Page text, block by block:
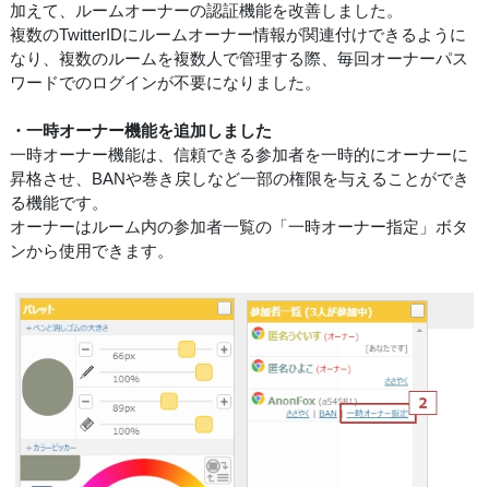
加えて、ルームオーナーの認証機能を改善しました。
複数のTwitterIDにルームオーナー情報が関連付けできるように
なり、複数のルームを複数人で管理する際、毎回オーナーパス
ワードでのログインが不要になりました。
・一時オーナー機能を追加しました
一時オーナー機能は、信頼できる参加者を一時的にオーナーに
昇格させ、BANや巻き戻しなど一部の権限を与えることができ
る機能です。
オーナーはルーム内の参加者一覧の「一時オーナー指定」ボタ
ンから使用できます。